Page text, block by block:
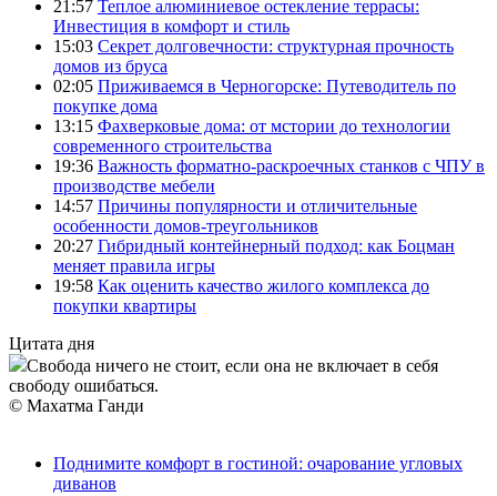
21:57 Теплое алюминиевое остекление террасы:
Инвестиция в комфорт и стиль
15:03 Секрет долговечности: структурная прочность
домов из бруса
02:05 Приживаемся в Черногорске: Путеводитель по
покупке дома
13:15 Фахверковые дома: от мстории до технологии
современного строительства
19:36 Важность форматно-раскроечных станков с ЧПУ в
производстве мебели
14:57 Причины популярности и отличительные
особенности домов-треугольников
20:27 Гибридный контейнерный подход: как Боцман
меняет правила игры
19:58 Как оценить качество жилого комплекса до
покупки квартиры
Цитата дня
Свобода ничего не стоит, если она не включает в себя
свободу ошибаться.
© Махатма Ганди
Поднимите комфорт в гостиной: очарование угловых
диванов